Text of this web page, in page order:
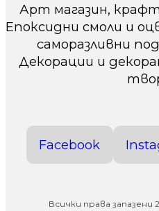
Арт магазин,
Епоксидни смоли и
саморазливни
Декорации и
Facebook
Всички права запазени